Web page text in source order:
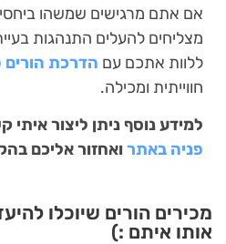
אם אתם מרגישים שמשהו
מצליחים להעלים התנהגות
ללוות אתכם עם הדרכת הורים
חווייתית ומכילה.
למידע נוסף ניתן ליצור איתי
פניה באתר ואחזור אליכם
מכירים הורים שיוכלו
אותו איתם :)